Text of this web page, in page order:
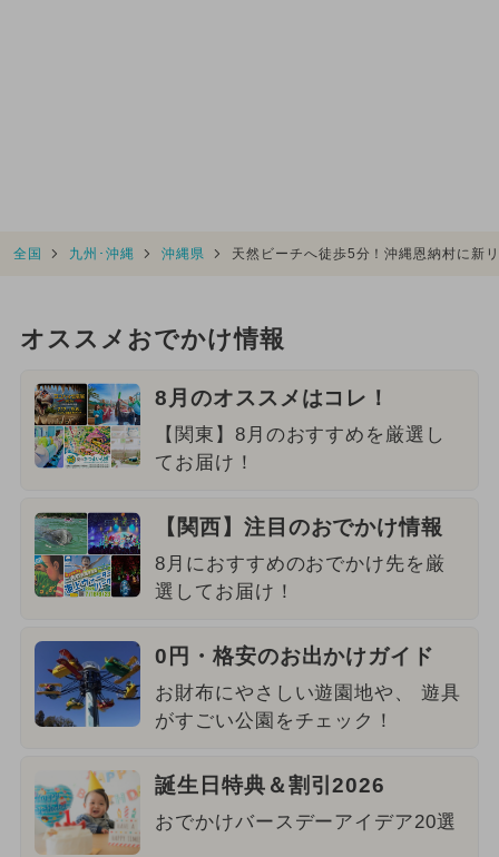
全国 九州･沖縄 沖縄県 天然ビーチへ徒歩5分！沖縄恩納村に
オススメおでかけ情報
8月のオススメはコレ！
【関東】8月のおすすめを厳選し
てお届け！
【関西】注目のおでかけ情報
8月におすすめのおでかけ先を厳
選してお届け！
0円・格安のお出かけガイド
お財布にやさしい遊園地や、 遊具
がすごい公園をチェック！
誕生日特典＆割引2026
おでかけバースデーアイデア20選